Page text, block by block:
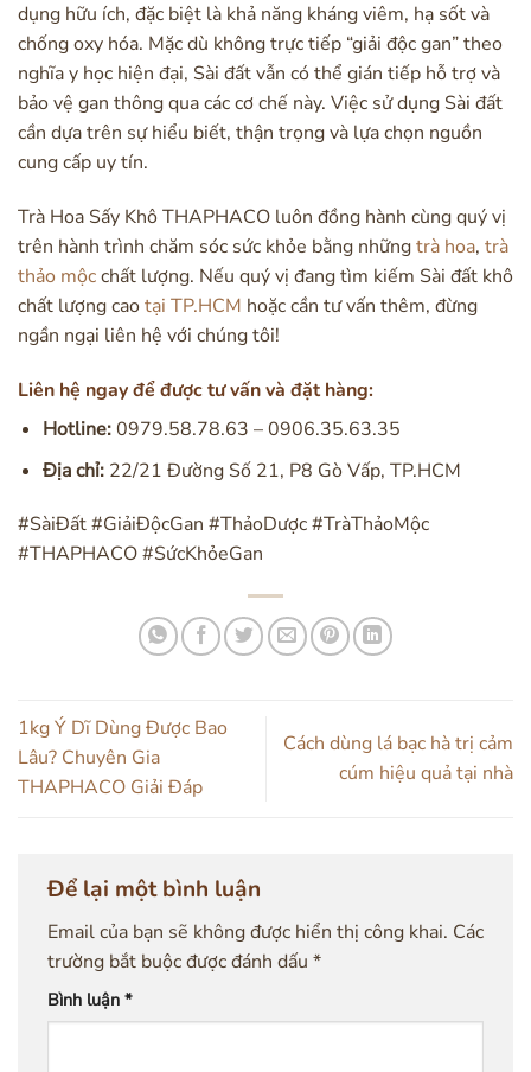
dụng hữu ích, đặc biệt là khả năng kháng viêm, hạ sốt và
chống oxy hóa. Mặc dù không trực tiếp “giải độc gan” theo
nghĩa y học hiện đại, Sài đất vẫn có thể gián tiếp hỗ trợ và
bảo vệ gan thông qua các cơ chế này. Việc sử dụng Sài đất
cần dựa trên sự hiểu biết, thận trọng và lựa chọn nguồn
cung cấp uy tín.
Trà Hoa Sấy Khô THAPHACO luôn đồng hành cùng quý vị
trên hành trình chăm sóc sức khỏe bằng nhữngtrà hoa, trà
thảo mộcchất lượng. Nếu quý vị đang tìm kiếm Sài đất khô
chất lượng caotại TP.HCM hoặc cần tư vấn thêm, đừng
ngần ngại liên hệ với chúng tôi!
Liên hệ ngay để được tư vấn và đặt hàng:
Hotline:0979.58.78.63 – 0906.35.63.35
Địa chỉ:22/21 Đường Số 21, P8 Gò Vấp, TP.HCM
#SàiĐất #GiảiĐộcGan #ThảoDược #TràThảoMộc
#THAPHACO #SứcKhỏeGan
1kg Ý Dĩ Dùng Được Bao
Lâu? Chuyên Gia
THAPHACO Giải Đáp
Cách dùng lá bạc hà trị cảm
cúm hiệu quả tại nhà
Để lại một bình luận
Email của bạn sẽ không được hiển thị công khai. Các
trường bắt buộc được đánh dấu *
Bình luận *